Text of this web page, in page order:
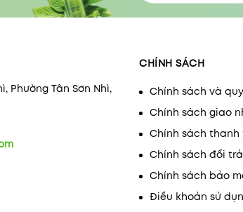
Phường Tân Sơn Nhì,
CHÍNH SÁCH
Chính sách và
Chính sách giao
Chính sách thanh
Chính sách đổi
Chính sách bảo
Điều khoản sử